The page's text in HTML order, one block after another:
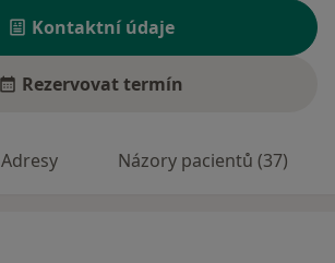
Kontaktní údaje
Rezervovat termín
Adresy Názory pacientů (37)